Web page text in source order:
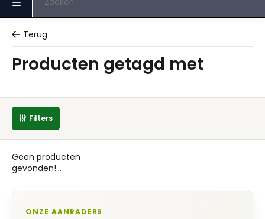
Terug
Producten getagd met
Filters
Geen producten
gevonden!...
ONZE AANRADERS